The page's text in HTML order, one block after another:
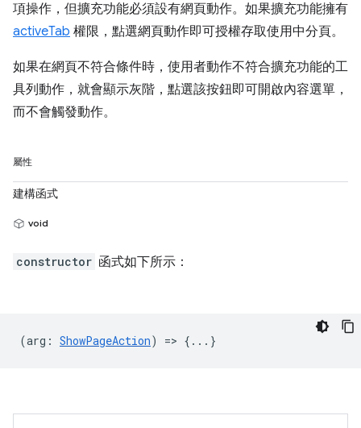
項操作，但擴充功能必須設有網頁動作。如果擴充功能擁有
activeTab 權限，點選網頁動作即可授權存取使用中分頁。
如果在網頁不符合條件時，使用者動作不符合擴充功能的工
具列動作，就會顯示灰階，點選該按鈕即可開啟內容選單，
而不會觸發動作。
屬性
建構函式
void
constructor 函式如下所示：
(arg : ShowPageAction) => {...}